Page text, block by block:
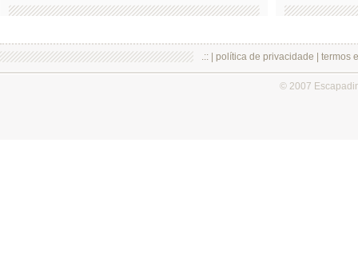
.:: | política de privacidade termos
© 2007